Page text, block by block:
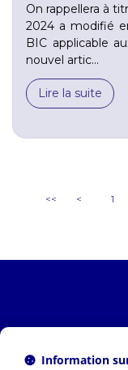
On rappellera à
2024 a modifié
BIC applicable
nouvel artic...
Lire la suite
<< < 1
Information